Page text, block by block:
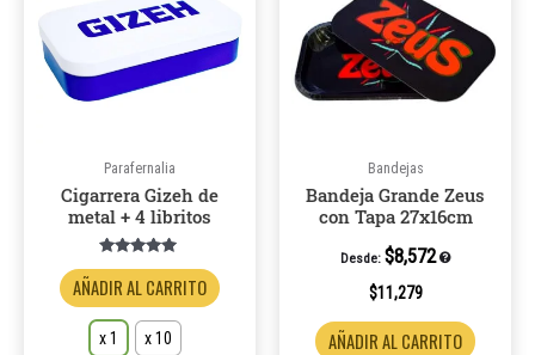
Parafernalia
Cigarrera Gizeh de
metal + 4 libritos
Valorado en
5.00
de 5
AÑADIR AL CARRITO
variantes.
elegir
página
x 1 x 10
Bandejas
Bandeja Grande Zeus
con Tapa 27x16cm
Desde: $8,572
$11,279
AÑADIR AL CARRITO